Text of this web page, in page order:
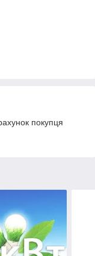
покупця